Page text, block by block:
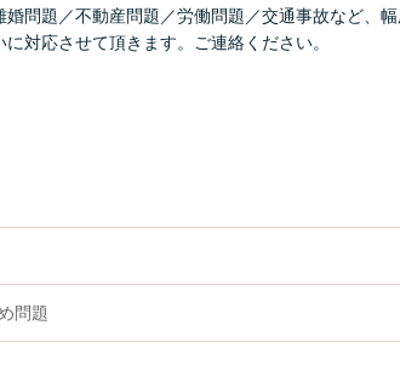
婚問題／不動産問題／労働問題／交通事故など、
対応させて頂きます。ご連絡ください。
問題